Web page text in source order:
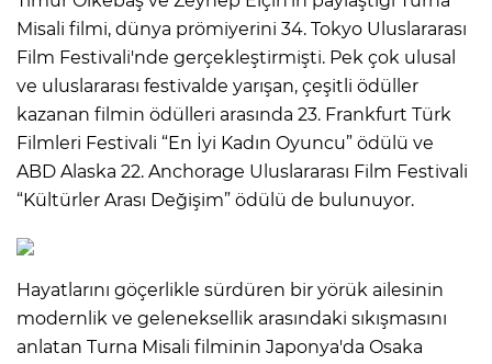
Misali filmi, dünya prömiyerini 34. Tokyo Uluslararası
Film Festivali'nde gerçekleştirmişti. Pek çok ulusal
ve uluslararası festivalde yarışan, çeşitli ödüller
kazanan filmin ödülleri arasında 23. Frankfurt Türk
Filmleri Festivali “En İyi Kadın Oyuncu” ödülü ve
ABD Alaska 22. Anchorage Uluslararası Film Festivali
“Kültürler Arası Değişim” ödülü de bulunuyor.
Hayatlarını göçerlikle sürdüren bir yörük ailesinin
modernlik ve geleneksellik arasındaki sıkışmasını
anlatan Turna Misali filminin Japonya'da Osaka